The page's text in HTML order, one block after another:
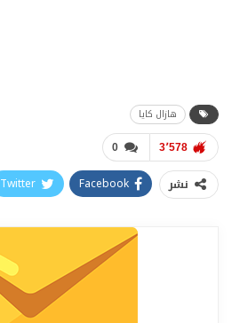
هازال كايا
0 3٬578
نشر Facebook
Twitter